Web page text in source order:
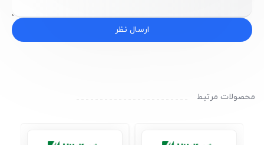
ارسال نظر
محصولات مرتبط